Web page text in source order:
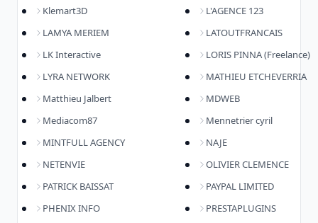
Klemart3D
L'AGENCE 123
LAMYA MERIEM
LATOUTFRANCAIS
LK Interactive
LORIS PINNA (Freelance)
LYRA NETWORK
MATHIEU ETCHEVERRIA
Matthieu Jalbert
MDWEB
Mediacom87
Mennetrier cyril
MINTFULL AGENCY
NAJE
NETENVIE
OLIVIER CLEMENCE
PATRICK BAISSAT
PAYPAL LIMITED
PHENIX INFO
PRESTAPLUGINS